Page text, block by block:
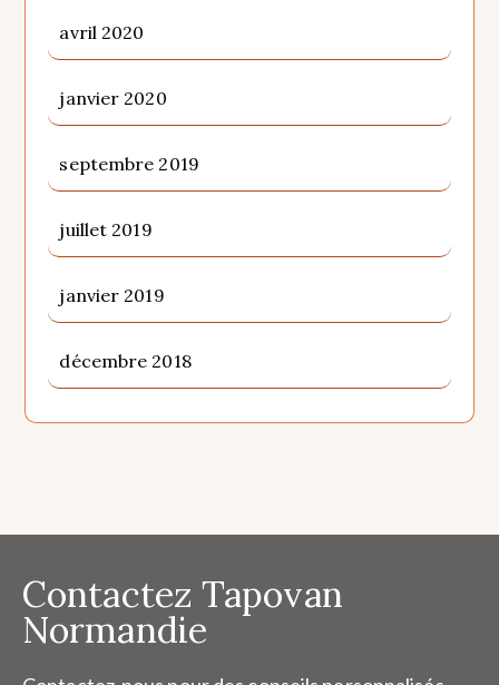
avril 2020
janvier 2020
septembre 2019
juillet 2019
janvier 2019
décembre 2018
Contactez Tapovan
Normandie